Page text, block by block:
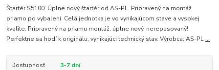
Štartér S5100. Úplne nový štartér od AS-PL. Pripravený na montáž
priamo po vybalení. Celá jednotka je vo vynikajúcom stave a vysokej
kvalite. Pripravený na priamu montáž, úplne nový, nerepasovaný!
Perfektne sa hodí k originálu, vynikajúci technický stav. Výrobca: AS-PL ...
Dostupnosť 3-7 dní